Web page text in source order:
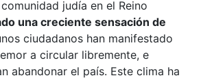
judía en el Reino
una creciente sensación de
ciudadanos han manifestado
a circular libremente, e
abandonar el país. Este clima ha